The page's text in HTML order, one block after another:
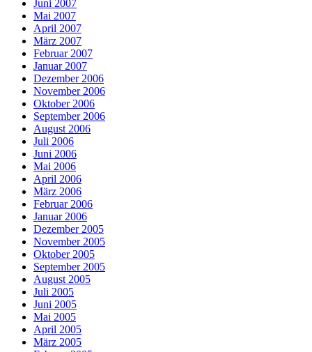
Juni 2007
Mai 2007
April 2007
März 2007
Februar 2007
Januar 2007
Dezember 2006
November 2006
Oktober 2006
September 2006
August 2006
Juli 2006
Juni 2006
Mai 2006
April 2006
März 2006
Februar 2006
Januar 2006
Dezember 2005
November 2005
Oktober 2005
September 2005
August 2005
Juli 2005
Juni 2005
Mai 2005
April 2005
März 2005